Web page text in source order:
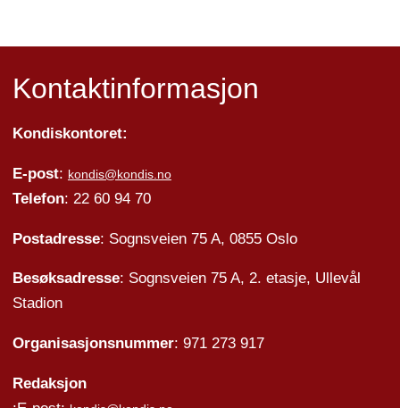
Kontaktinformasjon
Kondiskontoret:
E-post: kondis@kondis.no
Telefon: 22 60 94 70
Postadresse: Sognsveien 75 A, 0855 Oslo
Besøksadresse: Sognsveien 75 A, 2. etasje, Ullevål
Stadion
Organisasjonsnummer: 971 273 917
Redaksjon